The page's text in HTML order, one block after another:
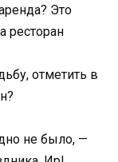
Это
ресторан
отметить в
не было, —